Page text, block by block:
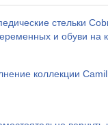
стельки
и обуви на
коллекции